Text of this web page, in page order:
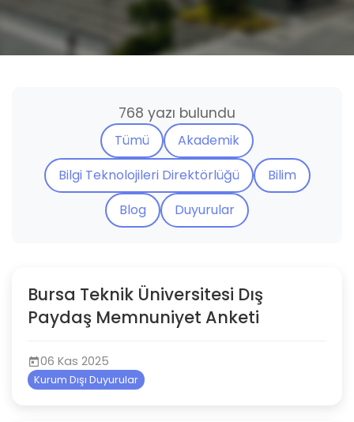
768 yazı bulundu
Tümü
Akademik
Bilgi Teknolojileri Direktörlüğü
Bilim
Blog
Duyurular
Bursa Teknik Üniversitesi Dış
Paydaş Memnuniyet Anketi
06 Kas 2025
Kurum Dışı Duyurular